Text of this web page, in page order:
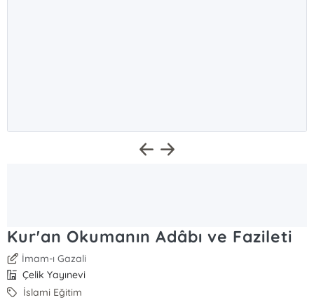
Kur'an Okumanın Adâbı ve Fazileti
İmam-ı Gazali
Çelik Yayınevi
İslami Eğitim